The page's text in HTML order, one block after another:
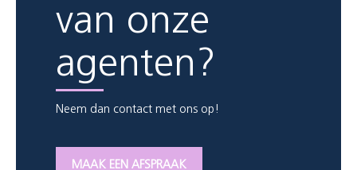
van onze
agenten?
Neem dan contact met ons op!
MAAK EEN AFSPRAAK